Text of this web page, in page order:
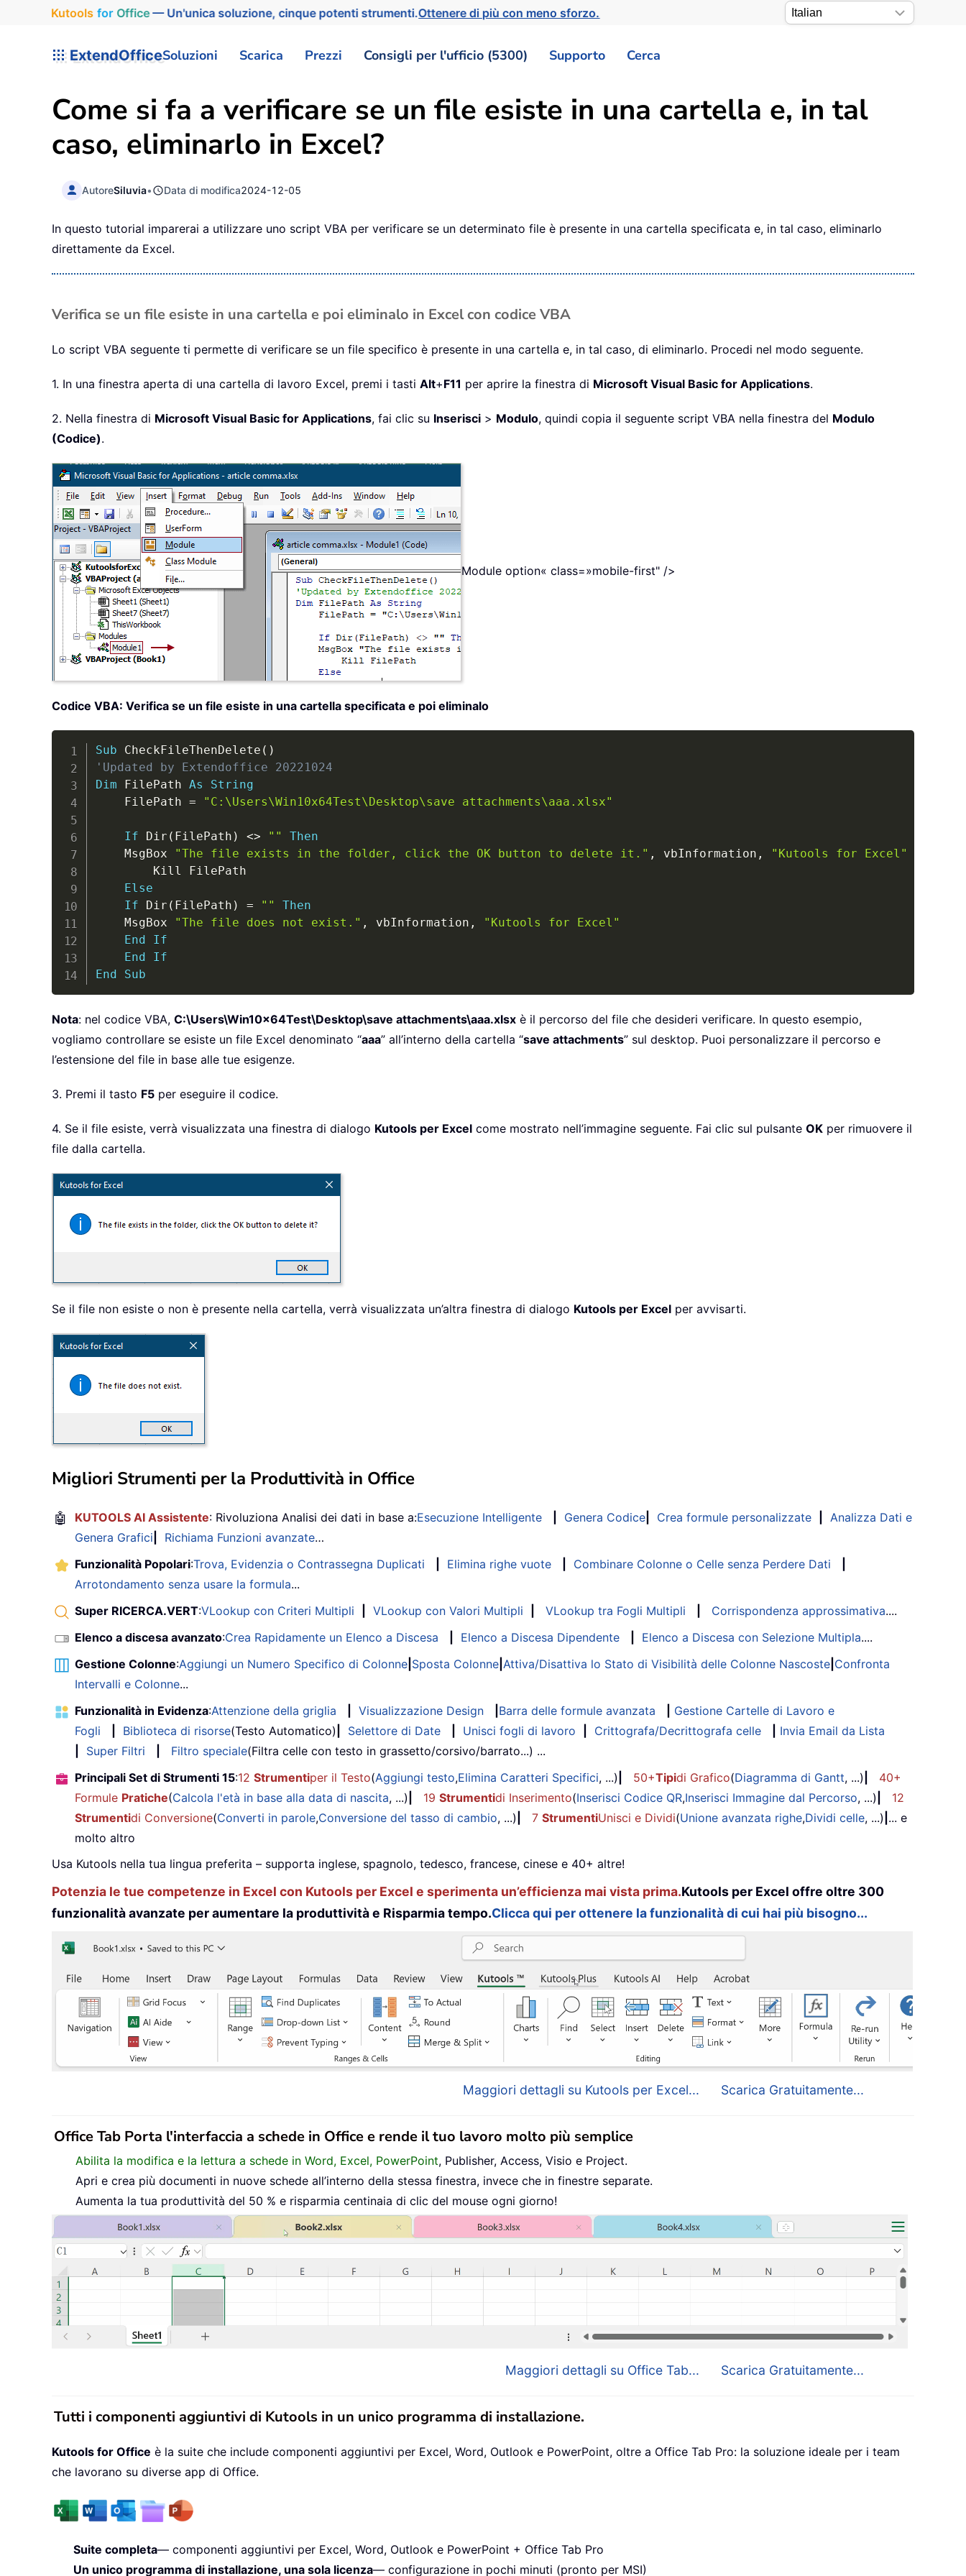
Kutools for Office— Un'unica soluzione, cinque potenti strumenti.Ottenere di più con meno sforzo.
ExtendOfficeSoluzioni Scarica Prezzi Consigli per l'ufficio (5300) Supporto Cerca
Come si fa a verificare se un file esiste in una cartella e, in tal
caso, eliminarlo in Excel?
AutoreSiluvia• Data di modifica2024-12-05
In questo tutorial imparerai a utilizzare uno script VBA per verificare se un determinato file è presente in una cartella specificata e, in tal caso, eliminarlo
direttamente da Excel.
Verifica se un file esiste in una cartella e poi eliminalo in Excel con codice VBA
Lo script VBA seguente ti permette di verificare se un file specifico è presente in una cartella e, in tal caso, di eliminarlo. Procedi nel modo seguente.
1. In una finestra aperta di una cartella di lavoro Excel, premi i tasti Alt+F11 per aprire la finestra di Microsoft Visual Basic for Applications.
2. Nella finestra di Microsoft Visual Basic for Applications, fai clic su Inserisci > Modulo, quindi copia il seguente script VBA nella finestra del Modulo
(Codice).
Module option« class=»mobile-first" />
Codice VBA: Verifica se un file esiste in una cartella specificata e poi eliminalo
Sub CheckFileThenDelete ( )
'Updated by Extendoffice 20221024
Dim FilePath As
String
    FilePath
= "C:\Users\Win10x64Test\Desktop\save attachments\aaa.xlsx"
If Dir ( FilePath ) <> ""
Then
    MsgBox
"The file exists in the folder, click the OK button to delete it." , vbInformation ,
"Kutools for Excel"
        Kill FilePath
Else
If Dir ( FilePath ) = ""
Then
    MsgBox
"The file does not exist." , vbInformation ,
"Kutools for Excel"
End
If
End
If
End
Sub
Nota: nel codice VBA, C:\Users\Win10x64Test\Desktop\save attachments\aaa.xlsx è il percorso del file che desideri verificare. In questo esempio,
vogliamo controllare se esiste un file Excel denominato “aaa” all’interno della cartella “save attachments” sul desktop. Puoi personalizzare il percorso e
l’estensione del file in base alle tue esigenze.
3. Premi il tasto F5 per eseguire il codice.
4. Se il file esiste, verrà visualizzata una finestra di dialogo Kutools per Excel come mostrato nell’immagine seguente. Fai clic sul pulsante OK per rimuovere il
file dalla cartella.
Se il file non esiste o non è presente nella cartella, verrà visualizzata un’altra finestra di dialogo Kutools per Excel per avvisarti.
Migliori Strumenti per la Produttività in Office
🤖 KUTOOLS AI Assistente: Rivoluziona Analisi dei dati in base a:Esecuzione Intelligente Genera Codice Crea formule personalizzate
Analizza Dati e
Genera Grafici
Richiama Funzioni avanzate…
Funzionalità Popolari:Trova, Evidenzia o Contrassegna Duplicati Elimina righe vuote Combinare Colonne o Celle senza Perdere Dati
Arrotondamento senza usare la formula...
Super RICERCA.VERT:VLookup con Criteri Multipli VLookup con Valori Multipli VLookup tra Fogli Multipli Corrispondenza approssimativa....
Elenco a discesa avanzato:Crea Rapidamente un Elenco a Discesa Elenco a Discesa Dipendente Elenco a Discesa con Selezione Multipla....
Gestione Colonne:Aggiungi un Numero Specifico di Colonne Sposta Colonne Attiva/Disattiva lo Stato di Visibilità delle Colonne Nascoste Confronta
Intervalli e Colonne...
Funzionalità in Evidenza:Attenzione della griglia Visualizzazione Design Barra delle formule avanzata
Gestione Cartelle di Lavoro e
Fogli
Biblioteca di risorse(Testo Automatico) Selettore di Date Unisci fogli di lavoro Crittografa/Decrittografa celle
Invia Email da Lista
Super Filtri Filtro speciale(Filtra celle con testo in grassetto/corsivo/barrato...) ...
Principali Set di Strumenti 15:12 Strumentiper il Testo(Aggiungi testo,Elimina Caratteri Specifici, ...) 50+Tipidi Grafico(Diagramma di Gantt, ...)
40+
Formule Pratiche(Calcola l'età in base alla data di nascita, ...) 19 Strumentidi Inserimento(Inserisci Codice QR,Inserisci Immagine dal Percorso, ...)
12
Strumentidi Conversione(Converti in parole,Conversione del tasso di cambio, ...) 7 StrumentiUnisci e Dividi(Unione avanzata righe,Dividi celle, ...) ... e
molto altro
Usa Kutools nella tua lingua preferita – supporta inglese, spagnolo, tedesco, francese, cinese e 40+ altre!
Potenzia le tue competenze in Excel con Kutools per Excel e sperimenta un’efficienza mai vista prima.Kutools per Excel offre oltre 300
funzionalità avanzate per aumentare la produttività e Risparmia tempo.Clicca qui per ottenere la funzionalità di cui hai più bisogno...
Maggiori dettagli su Kutools per Excel... Scarica Gratuitamente...
Office Tab Porta l'interfaccia a schede in Office e rende il tuo lavoro molto più semplice
Abilita la modifica e la lettura a schede in Word, Excel, PowerPoint, Publisher, Access, Visio e Project.
Apri e crea più documenti in nuove schede all’interno della stessa finestra, invece che in finestre separate.
Aumenta la tua produttività del 50 % e risparmia centinaia di clic del mouse ogni giorno!
Maggiori dettagli su Office Tab... Scarica Gratuitamente...
Tutti i componenti aggiuntivi di Kutools in un unico programma di installazione.
Kutools for Office è la suite che include componenti aggiuntivi per Excel, Word, Outlook e PowerPoint, oltre a Office Tab Pro: la soluzione ideale per i team
che lavorano su diverse app di Office.
Suite completa— componenti aggiuntivi per Excel, Word, Outlook e PowerPoint + Office Tab Pro
Un unico programma di installazione, una sola licenza— configurazione in pochi minuti (pronto per MSI)